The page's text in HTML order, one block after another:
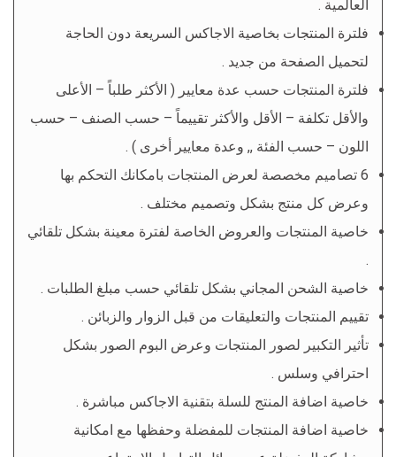
العالمية .
فلترة المنتجات بخاصية الاجاكس السريعة دون الحاجة
لتحميل الصفحة من جديد .
فلترة المنتجات حسب عدة معايير ( الأكثر طلباً – الأعلى
والأقل تكلفة – الأقل والأكثر تقييماً – حسب الصنف – حسب
اللون – حسب الفئة ,, وعدة معايير أخرى ) .
6 تصاميم مخصصة لعرض المنتجات بامكانك التحكم بها
وعرض كل منتج بشكل وتصميم مختلف .
خاصية المنتجات والعروض الخاصة لفترة معينة بشكل تلقائي
.
خاصية الشحن المجاني بشكل تلقائي حسب مبلغ الطلبات .
تقييم المنتجات والتعليقات من قبل الزوار والزبائن .
تأثير التكبير لصور المنتجات وعرض البوم الصور بشكل
احترافي وسلس .
خاصية اضافة المنتج للسلة بتقنية الاجاكس مباشرة .
خاصية اضافة المنتجات للمفضلة وحفظها مع امكانية